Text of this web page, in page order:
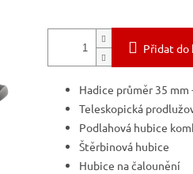
Přidat do
Hadice průměr 35 mm
Teleskopická
Podlahová hubice
Štěrbinová hubice
Hubice na čalounění